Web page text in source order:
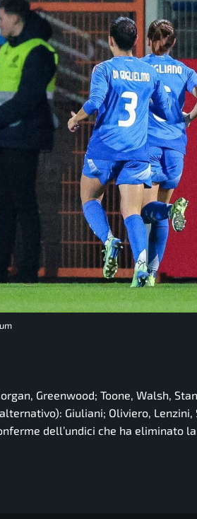
Greenwood; Toone, Walsh,
Giuliani; Oliviero, Lenzini,
dell’undici che ha eliminato